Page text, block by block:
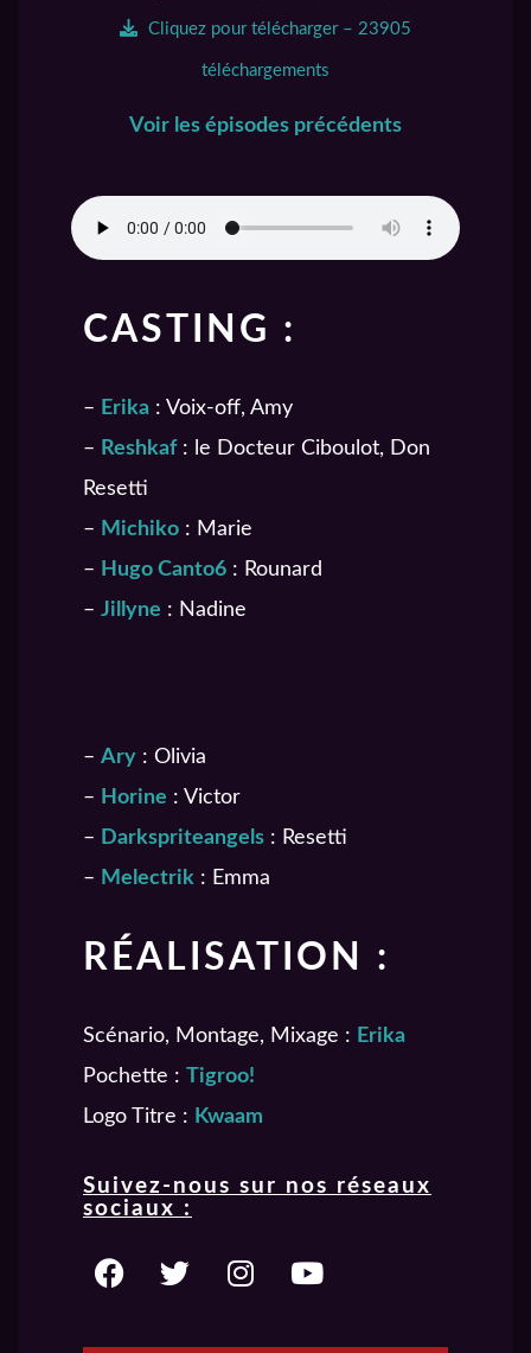
Cliquez pour télécharger – 23905
téléchargements
Voir les épisodes précédents
CASTING :
– Erika : Voix-off, Amy
– Reshkaf: le Docteur Ciboulot, Don
Resetti
– Michiko : Marie
– Hugo Canto6 : Rounard
– Jillyne : Nadine
– Ary : Olivia
– Horine : Victor
– Darkspriteangels : Resetti
– Melectrik : Emma
RÉALISATION :
Scénario, Montage, Mixage : Erika
Pochette : Tigroo!
Logo Titre : Kwaam
Suivez-nous sur nos réseaux
sociaux :